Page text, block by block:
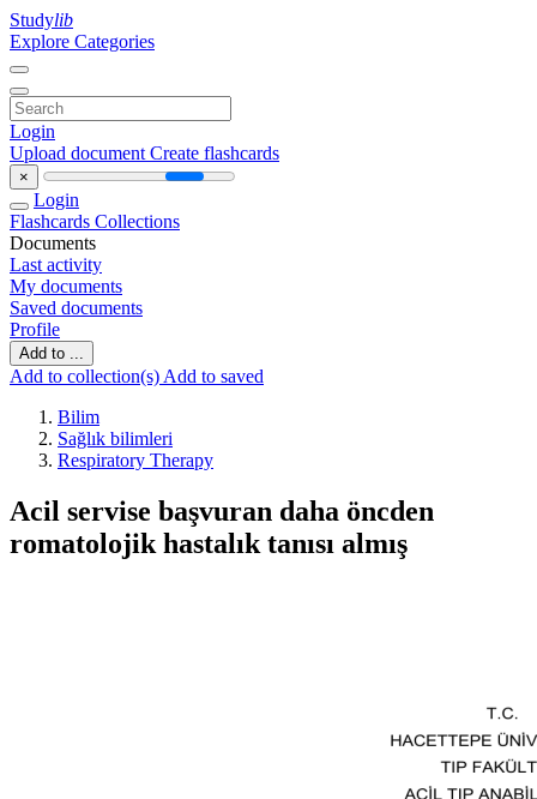
Studylib
Explore Categories
Login
Upload document Create flashcards
×
Login
Flashcards Collections
Documents
Last activity
My documents
Saved documents
Profile
Add to ...
Add to collection(s) Add to saved
Bilim
Sağlık bilimleri
Respiratory Therapy
Acil servise başvuran daha öncden
romatolojik hastalık tanısı almış